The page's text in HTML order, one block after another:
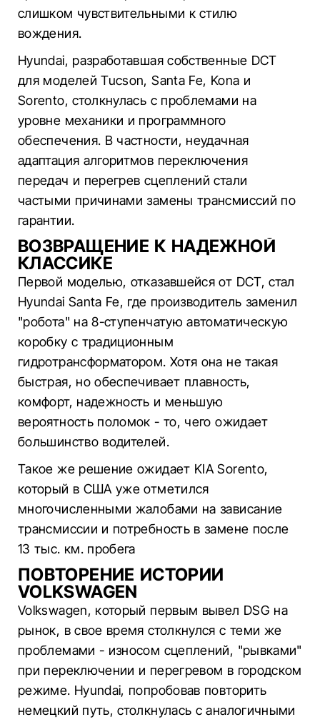
слишком чувствительными к стилю
вождения.
Hyundai, разработавшая собственные DCT
для моделей Tucson, Santa Fe, Kona и
Sorento, столкнулась с проблемами на
уровне механики и программного
обеспечения. В частности, неудачная
адаптация алгоритмов переключения
передач и перегрев сцеплений стали
частыми причинами замены трансмиссий по
гарантии.
ВОЗВРАЩЕНИЕ К НАДЕЖНОЙ
КЛАССИКЕ
Первой моделью, отказавшейся от DCT, стал
Hyundai Santa Fe, где производитель заменил
"робота" на 8-ступенчатую автоматическую
коробку с традиционным
гидротрансформатором. Хотя она не такая
быстрая, но обеспечивает плавность,
комфорт, надежность и меньшую
вероятность поломок - то, чего ожидает
большинство водителей.
Такое же решение ожидает KIA Sorento,
который в США уже отметился
многочисленными жалобами на зависание
трансмиссии и потребность в замене после
13 тыс. км. пробега
ПОВТОРЕНИЕ ИСТОРИИ
VOLKSWAGEN
Volkswagen, который первым вывел DSG на
рынок, в свое время столкнулся с теми же
проблемами - износом сцеплений, "рывками"
при переключении и перегревом в городском
режиме. Hyundai, попробовав повторить
немецкий путь, столкнулась с аналогичными